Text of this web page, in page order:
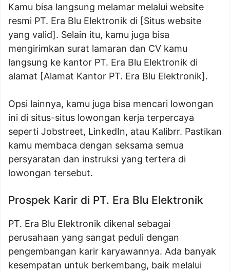
Kamu bisa langsung melamar melalui website
resmi PT. Era Blu Elektronik di [Situs website
yang valid]. Selain itu, kamu juga bisa
mengirimkan surat lamaran dan CV kamu
langsung ke kantor PT. Era Blu Elektronik di
alamat [Alamat Kantor PT. Era Blu Elektronik].
Opsi lainnya, kamu juga bisa mencari lowongan
ini di situs-situs lowongan kerja terpercaya
seperti Jobstreet, LinkedIn, atau Kalibrr. Pastikan
kamu membaca dengan seksama semua
persyaratan dan instruksi yang tertera di
lowongan tersebut.
Prospek Karir di PT. Era Blu Elektronik
PT. Era Blu Elektronik dikenal sebagai
perusahaan yang sangat peduli dengan
pengembangan karir karyawannya. Ada banyak
kesempatan untuk berkembang, baik melalui